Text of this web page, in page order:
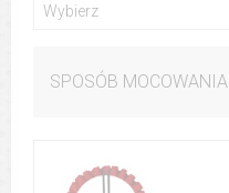
Wybierz
SPOSÓB MOCOWANIA